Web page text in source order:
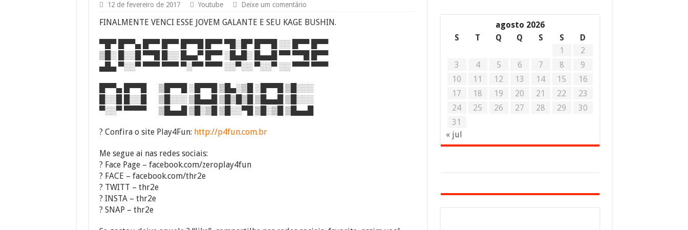
12 de fevereiro de 2017 Youtube Deixe um comentário
FINALMENTE VENCI ESSE JOVEM GALANTE E SEU KAGE BUSHIN.
▀█▀ █▀▀▄ █▀▀ █▀▀ █▀▀█ █▀▀ ▀█░█▀ █▀▀█ ░░ █▀▀ █▀▀
▒█░ █░░█ ▀▀█ █░░ █▄▄▀ █▀▀ ░█▄█░ █▄▄█ ▀▀ ▀▀█ █▀▀
▄█▄ ▀░░▀ ▀▀▀ ▀▀▀ ▀░▀▀ ▀▀▀ ░░▀░░ ▀░░▀ ░░ ▀▀▀ ▀▀▀
█▀▀▄ █▀▀█ ▒█▀▀█ ░█▀▀█ ▒█▄░▒█ ░█▀▀█ ▒█░░░
█░░█ █░░█ ▒█░░░ ▒█▄▄█ ▒█▒█▒█ ▒█▄▄█ ▒█░░░
▀░░▀ ▀▀▀▀ ▒█▄▄█ ▒█░▒█ ▒█░░▀█ ▒█░▒█ ▒█▄▄█
? Confira o site Play4Fun: http://p4fun.com.br
Me segue ai nas redes sociais:
? Face Page – facebook.com/zeroplay4fun
? FACE – facebook.com/thr2e
? TWITT – thr2e
? INSTA – thr2e
? SNAP – thr2e
agosto 2026
S
T Q Q S S
D
1
2
3
4 5 6 7 8
9
10
11 12 13 14 15
16
17
18 19 20 21 22
23
24
25 26 27 28 29
30
31
« jul